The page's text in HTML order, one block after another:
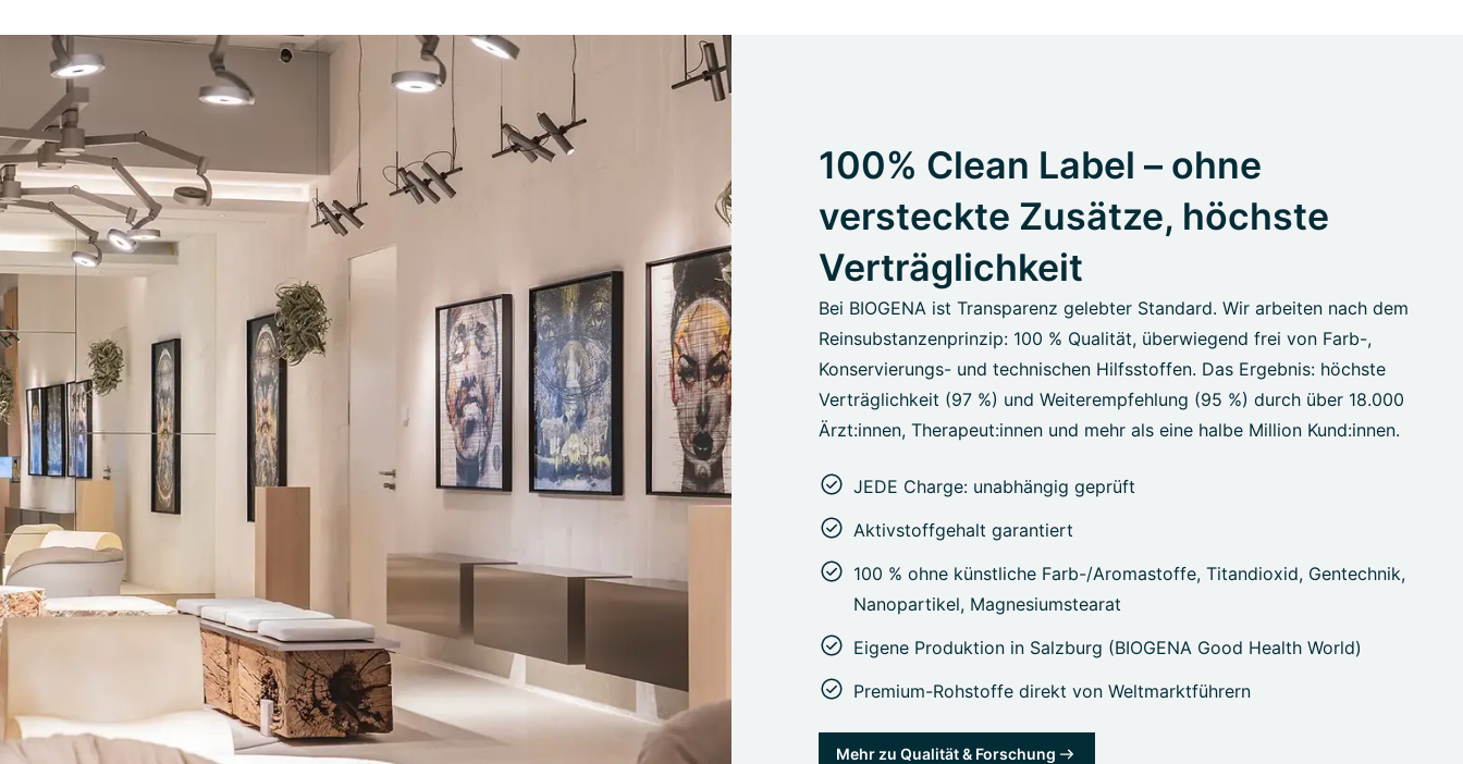
100% Clean Label – ohne
versteckte Zusätze, höchste
Verträglichkeit
Bei BIOGENA ist Transparenz gelebter Standard. Wir arbeiten nach dem
Reinsubstanzenprinzip: 100 % Qualität, überwiegend frei von Farb-,
Konservierungs- und technischen Hilfsstoffen. Das Ergebnis: höchste
Verträglichkeit (97 %) und Weiterempfehlung (95 %) durch über 18.000
Ärzt:innen, Therapeut:innen und mehr als eine halbe Million Kund:innen.
JEDE Charge: unabhängig geprüft
Aktivstoffgehalt garantiert
100 % ohne künstliche Farb-/Aromastoffe, Titandioxid, Gentechnik,
Nanopartikel, Magnesiumstearat
Eigene Produktion in Salzburg (BIOGENA Good Health World)
Premium-Rohstoffe direkt von Weltmarktführern
Mehr zu Qualität & Forschung